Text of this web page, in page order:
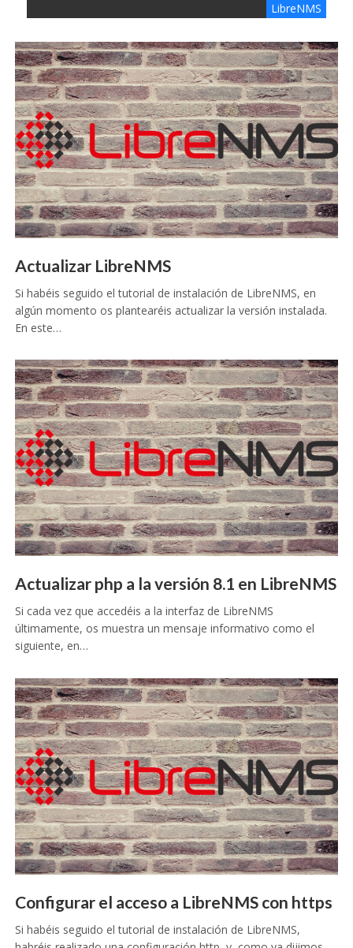
LibreNMS
Actualizar LibreNMS
Si habéis seguido el tutorial de instalación de LibreNMS, en
algún momento os plantearéis actualizar la versión instalada.
En este…
Actualizar php a la versión 8.1 en LibreNMS
Si cada vez que accedéis a la interfaz de LibreNMS
últimamente, os muestra un mensaje informativo como el
siguiente, en…
Configurar el acceso a LibreNMS con https
Si habéis seguido el tutorial de instalación de LibreNMS,